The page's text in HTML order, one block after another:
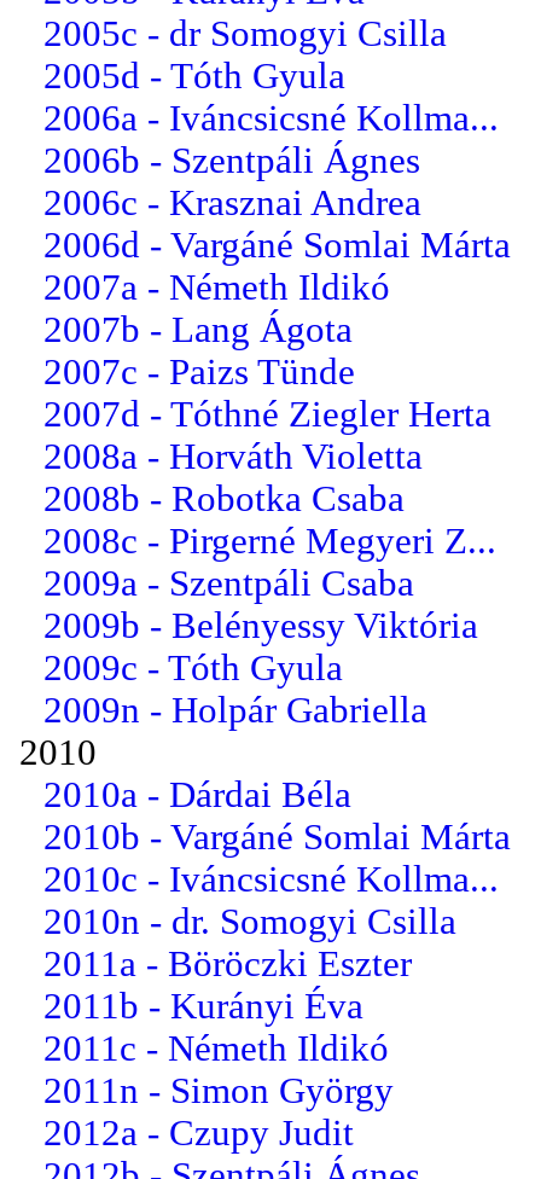
2005c - dr Somogyi Csilla
2005d - Tóth Gyula
2006a - Iváncsicsné Kollma...
2006b - Szentpáli Ágnes
2006c - Krasznai Andrea
2006d - Vargáné Somlai Márta
2007a - Németh Ildikó
2007b - Lang Ágota
2007c - Paizs Tünde
2007d - Tóthné Ziegler Herta
2008a - Horváth Violetta
2008b - Robotka Csaba
2008c - Pirgerné Megyeri Z...
2009a - Szentpáli Csaba
2009b - Belényessy Viktória
2009c - Tóth Gyula
2009n - Holpár Gabriella
2010
2010a - Dárdai Béla
2010b - Vargáné Somlai Márta
2010c - Iváncsicsné Kollma...
2010n - dr. Somogyi Csilla
2011a - Böröczki Eszter
2011b - Kurányi Éva
2011c - Németh Ildikó
2011n - Simon György
2012a - Czupy Judit